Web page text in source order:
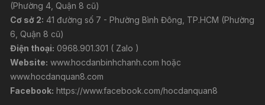
(Phường 4, Quận 8 cũ)
Cơ sở 2: 41 đường số 7 - Phường Bình Đông, TP.HCM (Phường
6, Quận 8 cũ)
Điện thoại: 0968.901.301 ( Zalo )
Website: www.hocdanbinhchanh.com hoặc
www.hocdanquan8.com
Facebook: https://www.facebook.com/hocdanquan8